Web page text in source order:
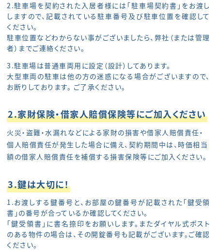
2.駐車場を契約された入居者様には「駐車場契約書」をお渡し
しますので、記載されている駐車番号及び駐車位置を確認して
ください。
駐車位置などわからない事がございましたら、弊社（または管理
者）までご連絡ください。
3.駐車場は普通車両用に設定（設計）してあります。
大型車両の駐車は他の方の迷惑になる場合がございますので、
お断りしております。 ご了承ください。
2.家財保険・借家人賠償保険等にご加入ください
火災・盗難・水漏れなどによる家財の損害や借家人賠償責任・
個人賠償責任が発生した場合に備え、契約期間中は、時価相当
額の借家人賠償責任を補償する損害保険等にご加入ください。
3.鍵は大切に！
1.お渡しする鍵番号と、お部屋の鍵番号が記載された「鍵受領
書」の番号が合っているか確認してください。
「鍵受領書」に書名捺印をお願いします。またダイヤル式ポスト
のある物件の場合は、その開錠番号も記載がございます。ご確認
ください。